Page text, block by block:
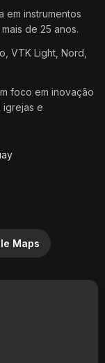
em instrumentos
de 25 anos.
VTK Light, Nord,
foco em inovação
igrejas e
Maps